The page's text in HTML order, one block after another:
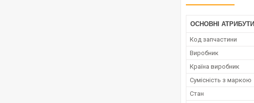
ОСНОВНІ АТРИБУТИ
Код запчастини
Виробник
Країна виробник
Сумісність з маркою
Стан